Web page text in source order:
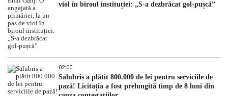
viol în biroul instituției: „S-a dezbrăcat gol-pușcă”
02:00
Salubris a plătit 800.000 de lei pentru serviciile de
pază! Licitația a fost prelungită timp de 8 luni din